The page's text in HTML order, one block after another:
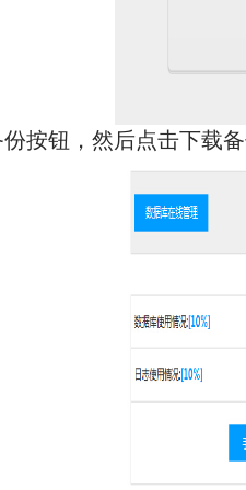
按钮，然后点击下载备